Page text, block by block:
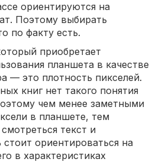
ориентируются на
Поэтому выбирать
по факту есть.
приобретает
планшета в качестве
— это плотность пикселей.
книг нет такого понятия
чем менее заметными
в планшете, тем
текст и
ориентироваться на
в характеристиках